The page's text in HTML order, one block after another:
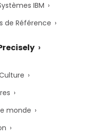
IBM
de Référence
monde